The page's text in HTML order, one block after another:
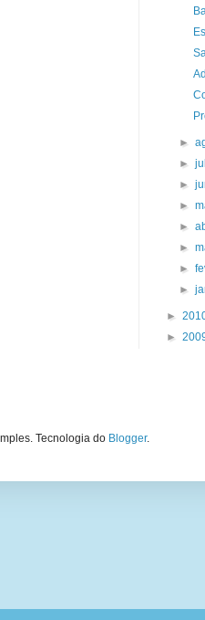
►
►
►
►
►
►
►
►
►
►
Tecnologia do Blogger.